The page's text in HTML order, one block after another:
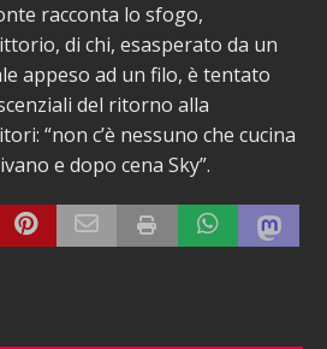
racconta lo sfogo,
di chi, esasperato da un
appeso ad un filo, è tentato
del ritorno alla
“non c’è nessuno che cucina
e dopo cena Sky”.